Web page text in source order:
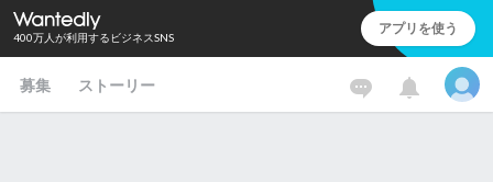
400万人が利用するビジネスSNS アプリを使う
募集 ストーリー